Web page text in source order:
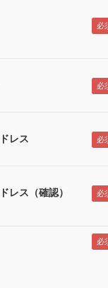
レス
レス（確認）